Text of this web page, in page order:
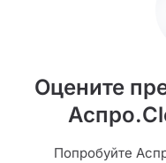
Оцените
Попробуйте